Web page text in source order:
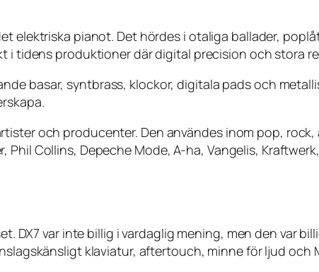
elektriska pianot. Det hördes i otaliga ballader,
i tidens produktioner där digital precision och stora
basar, syntbrass, klockor, digitala pads och
och producenter. Den användes inom pop,
Phil Collins, Depeche Mode, A-ha, Vangelis,
DX7 var inte billig i vardaglig mening, men den var
klaviatur, aftertouch, minne för ljud och